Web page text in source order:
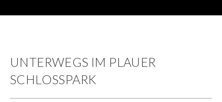
UNTERWEGS IM PLAUER
SCHLOSSPARK